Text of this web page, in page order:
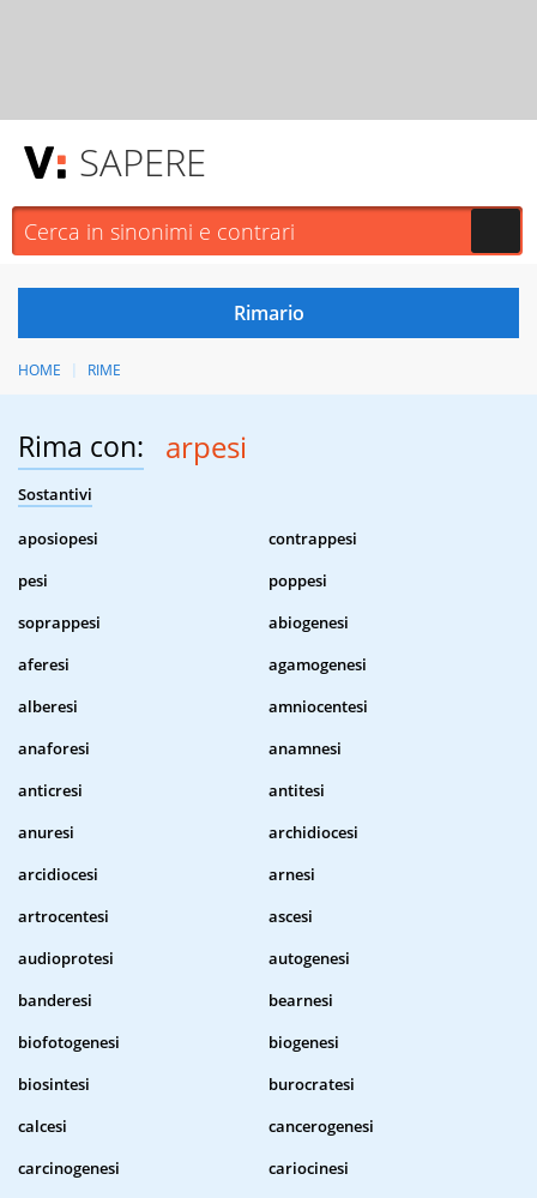
SAPERE
HOME RIME
Rima con: arpesi
Sostantivi
aposiopesi
contrappesi
pesi
poppesi
soprappesi
abiogenesi
aferesi
agamogenesi
alberesi
amniocentesi
anaforesi
anamnesi
anticresi
antitesi
anuresi
archidiocesi
arcidiocesi
arnesi
artrocentesi
ascesi
audioprotesi
autogenesi
banderesi
bearnesi
biofotogenesi
biogenesi
biosintesi
burocratesi
calcesi
cancerogenesi
carcinogenesi
cariocinesi